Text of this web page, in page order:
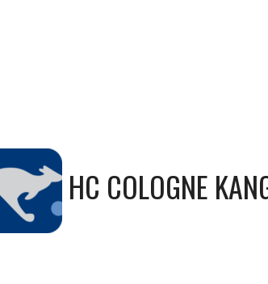
HC COLOGNE